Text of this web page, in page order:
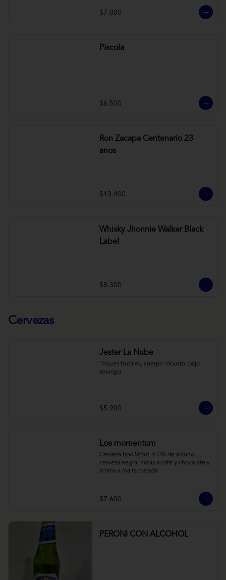
$7.000
Piscola
$6.500
Ron Zacapa Centenario 23
anos
$13.400
Whisky Jhonnie Walker Black
Label
$8.300
Cervezas
Jester La Nube
Toques frutales, cuerpo robusto, bajo
amargor
$5.900
Loa momentum
Cerveza tipo Stout. 6.0% de alcohol.
cerveza negra, notas a café y chocolate y
aroma a malta tostada
$7.600
PERONI CON ALCOHOL